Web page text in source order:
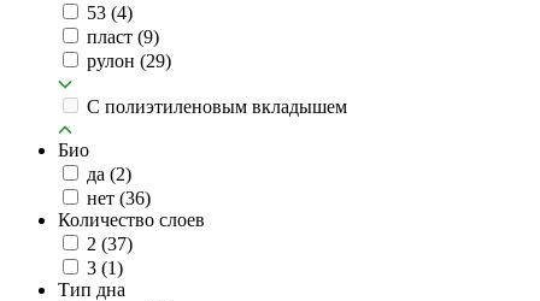
53 (4)
пласт (9)
рулон (29)
C полиэтиленовым вкладышем
Био
да (2)
нет (36)
Количество слоев
2 (37)
3 (1)
Тип дна